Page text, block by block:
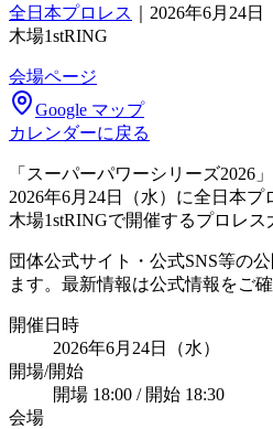
全日本プロレス
2026年6月24
木場1stRING
会場ページ
Google マップ
カレンダーに戻る
「スーパーパワーシリーズ2026
2026年6月24日（水）に全日本
木場1stRINGで開催するプロレス
団体公式サイト・公式SNS等の
ます。最新情報は公式情報をご確
開催日時
2026年6月24日（水）
開場/開始
開場 18:00 / 開始 18:30
会場